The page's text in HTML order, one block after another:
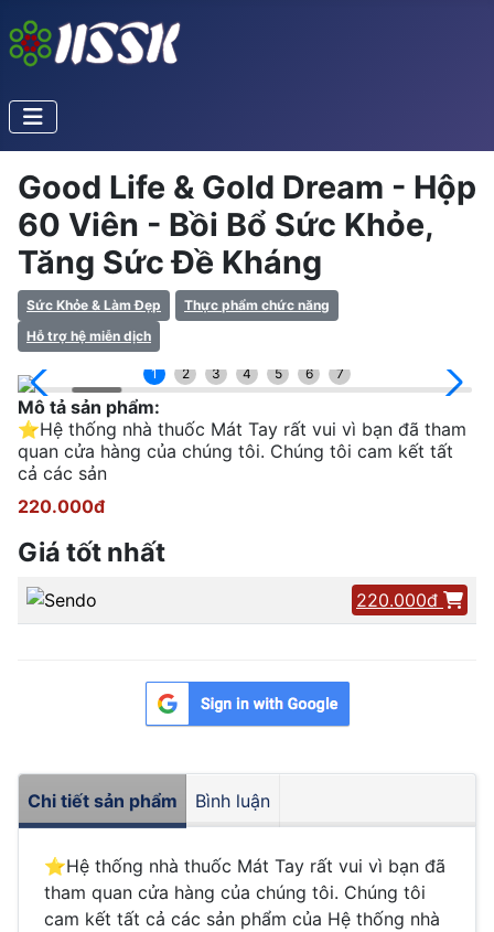
Good Life & Gold Dream - Hộp
60 Viên - Bồi Bổ Sức Khỏe,
Tăng Sức Đề Kháng
Sức Khỏe & Làm Đẹp
Thực phẩm chức năng
Hỗ trợ hệ miễn dịch
1 2 3 4 5 6 7
Mô tả sản phẩm:
⭐️Hệ thống nhà thuốc Mát Tay rất vui vì bạn đã tham
quan cửa hàng của chúng tôi. Chúng tôi cam kết tất
cả các sản
220.000đ
Giá tốt nhất
220.000đ
Chi tiết sản phẩm Bình luận
⭐️Hệ thống nhà thuốc Mát Tay rất vui vì bạn đã
tham quan cửa hàng của chúng tôi. Chúng tôi
cam kết tất cả các sản phẩm của Hệ thống nhà